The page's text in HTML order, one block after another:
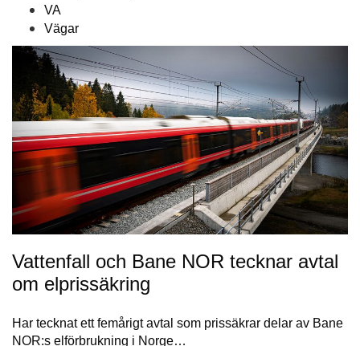
VA
Vägar
Vattenfall och Bane NOR tecknar avtal
om elprissäkring
Har tecknat ett femårigt avtal som prissäkrar delar av Bane
NOR:s elförbrukning i Norge…